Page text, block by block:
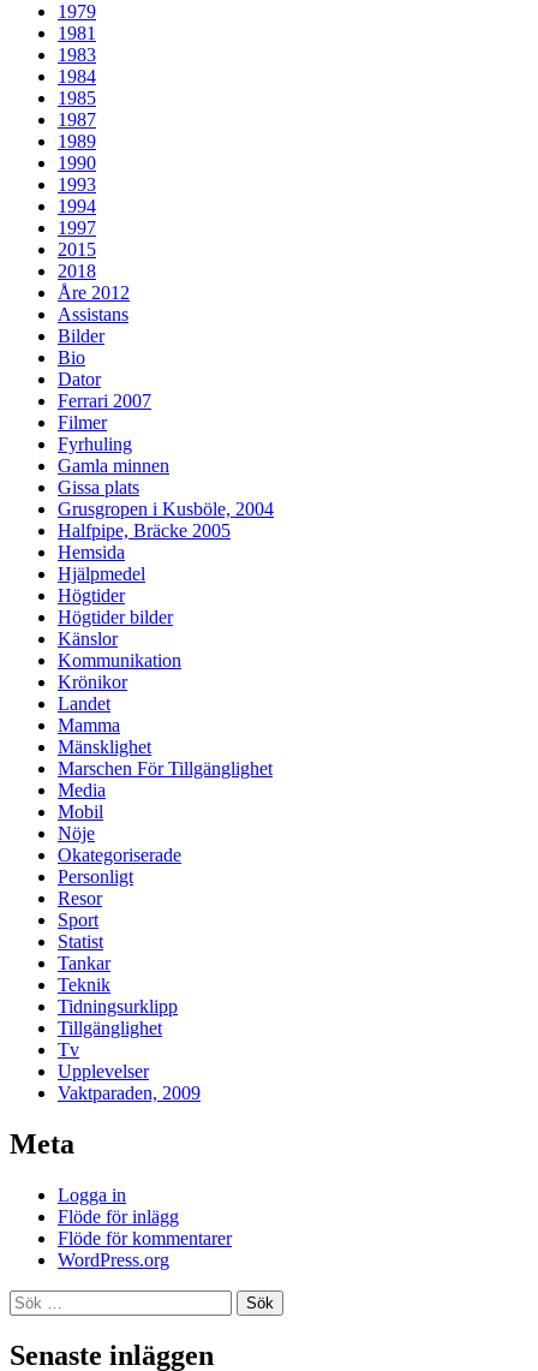
1979
1981
1983
1984
1985
1987
1989
1990
1993
1994
1997
2015
2018
Åre 2012
Assistans
Bilder
Bio
Dator
Ferrari 2007
Filmer
Fyrhuling
Gamla minnen
Gissa plats
Grusgropen i Kusböle, 2004
Halfpipe, Bräcke 2005
Hemsida
Hjälpmedel
Högtider
Högtider bilder
Känslor
Kommunikation
Krönikor
Landet
Mamma
Mänsklighet
Marschen För Tillgänglighet
Media
Mobil
Nöje
Okategoriserade
Personligt
Resor
Sport
Statist
Tankar
Teknik
Tidningsurklipp
Tillgänglighet
Tv
Upplevelser
Vaktparaden, 2009
Meta
Logga in
Flöde för inlägg
Flöde för kommentarer
WordPress.org
Sök
efter:
Senaste inläggen